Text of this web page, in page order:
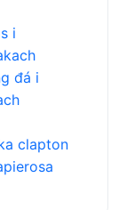
i
đá i
clapton